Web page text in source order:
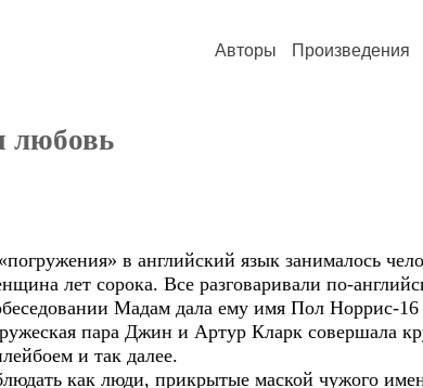
Авторы Произведения
любовь
в английский язык занималось
лет сорока. Все разговаривали по-
Мадам дала ему имя Пол Норрис-
пара Джин и Артур Кларк совершала
и так далее.
как люди, прикрытые маской чужого